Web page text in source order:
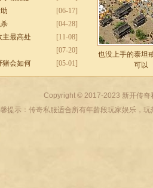
[06-17]
[04-28]
[11-08]
主最高处
[07-20]
[05-01]
猪会如何
也没上手的泰坦
可以
Copyright © 2017-2023 新开传奇
提示：传奇私服适合所有年龄段玩家娱乐，